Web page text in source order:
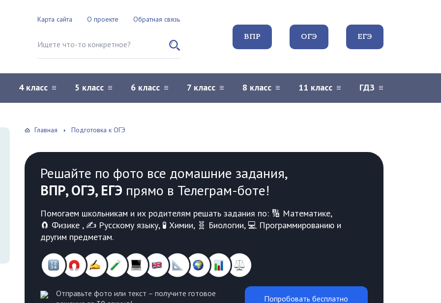
Карта сайта О проекте Обратная связь
Поиск по сайту
ВПР ОГЭ ЕГЭ
4 класс 5 класс 6 класс 7 класс 8 класс 11 класс ГДЗ
Главная Подготовка к ОГЭ
Решайте по фото все домашние задания,
ВПР, ОГЭ, ЕГЭ прямо в Телеграм-боте!
Помогаем школьникам и их родителям решать задания по: 🔢 Математике,
🧲 Физике , ✍️ Русскому языку, 🧪 Химии, 🧬 Биологии, 💻 Программированию и
другим предметам.
Отправьте фото или текст – получите готовое
Попробовать бесплатно